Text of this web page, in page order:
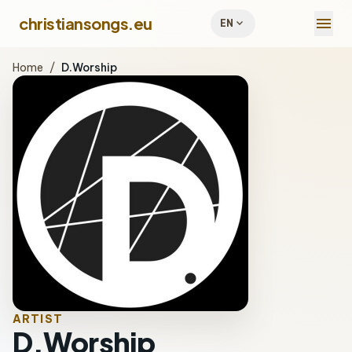
christiansongs.eu EN expand_more menu
Home / D.Worship
ARTIST
D.Worship